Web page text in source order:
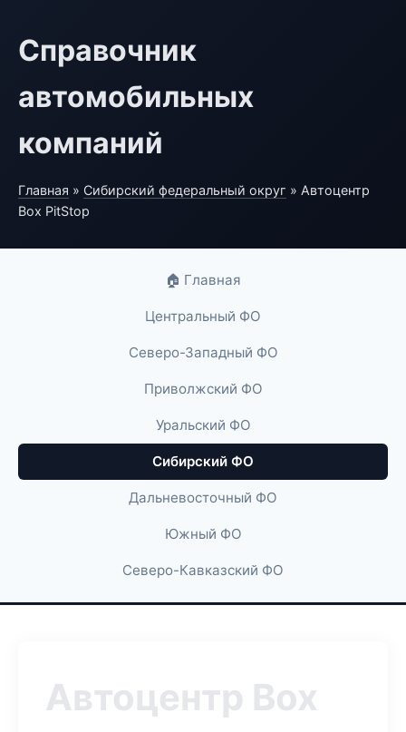
Справочник
автомобильных
компаний
Главная » Сибирский федеральный округ » Автоцентр
Box PitStop
🏠 Главная
Центральный ФО
Северо-Западный ФО
Приволжский ФО
Уральский ФО
Сибирский ФО
Дальневосточный ФО
Южный ФО
Северо-Кавказский ФО
Автоцентр Box